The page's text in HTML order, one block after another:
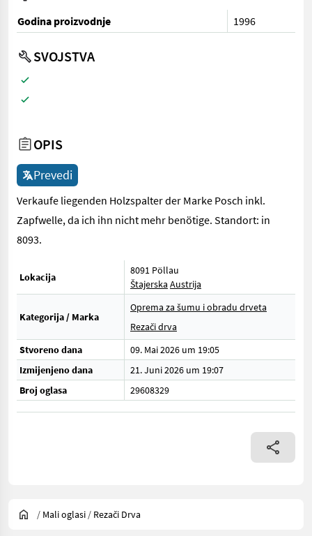
Godina proizvodnje 1996
SVOJSTVA
OPIS
Prevedi
Verkaufe liegenden Holzspalter der Marke Posch inkl.
Zapfwelle, da ich ihn nicht mehr benötige. Standort: in
8093.
Lokacija
8091 Pöllau
Štajerska Austrija
Kategorija / Marka
Oprema za šumu i obradu drveta
Rezači drva
Stvoreno dana
09. Mai 2026 um 19:05
Izmijenjeno dana
21. Juni 2026 um 19:07
Broj oglasa
29608329
/ Mali oglasi / Rezači Drva